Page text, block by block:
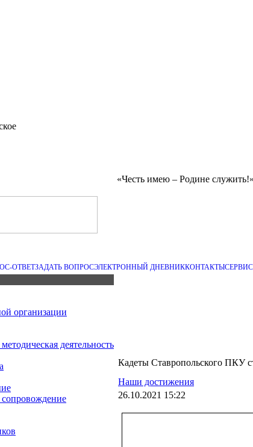
«Честь имею – Родине служить!»
ОТВЕТЗАДАТЬ ВОПРОСЭЛЕКТРОННЫЙ ДНЕВНИККОНТАКТЫ
организации
деятельность
сопровождение
Кадеты Ставропольского ПКУ
Наши достижения
26.10.2021 15:22